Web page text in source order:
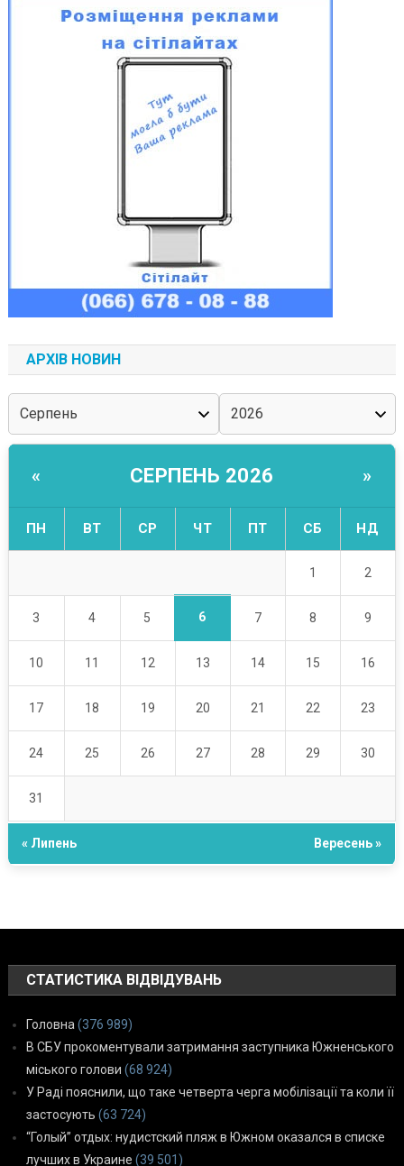
АРХІВ НОВИН
« СЕРПЕНЬ 2026 »
ПН ВТ СР ЧТ ПТ СБ НД
1 2
3 4 5 6 7 8 9
10 11 12 13 14 15 16
17 18 19 20 21 22 23
24 25 26 27 28 29 30
31
« Липень Вересень »
СТАТИСТИКА ВІДВІДУВАНЬ
Головна (376 989)
В СБУ прокоментували затримання заступника Южненського
міського голови (68 924)
У Раді пояснили, що таке четверта черга мобілізації та коли її
застосують (63 724)
“Голый” отдых: нудистский пляж в Южном оказался в списке
лучших в Украине (39 501)